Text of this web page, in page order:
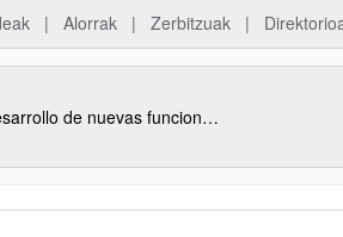
Alorrak Zerbitzuak
PIFG22/07: “Desarrollo de nuevas funcionalidades para smart grids mediante convertidores de potencia FPL”